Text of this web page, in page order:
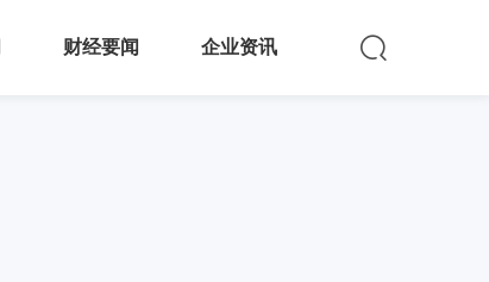
财经要闻 企业资讯